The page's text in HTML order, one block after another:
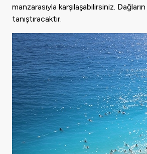
manzarasıyla karşılaşabilirsiniz.
tanıştıracaktır.